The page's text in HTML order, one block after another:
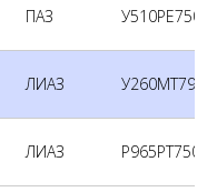
ПАЗ У510РЕ750
ЛИАЗ У260МТ790
ЛИАЗ Р965РТ750